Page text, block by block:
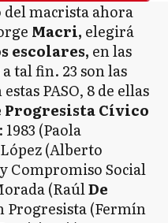
macrista ahora
Macri, elegirá
escolares, en las
a tal fin. 23 son las
PASO, 8 de ellas
Progresista Cívico
(Paola
(Alberto
Compromiso Social
(RaúlDe
Progresista (Fermín